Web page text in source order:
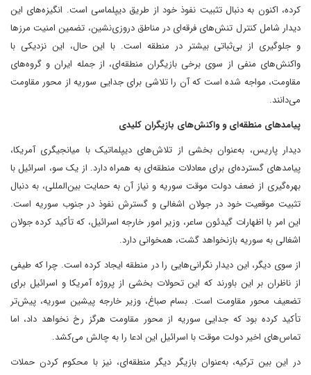
کرده، اکنون به دنبال تثبیت نفوذ خود از طریق دیپلماسی است. انگیزه‌های این
دیدار شامل کنترل تنش‌های فرقه‌ای در مناطق دروزی‌نشین، تضمین امنیت مرزها
و جلوگیری از بی‌ثباتی بیشتر در منطقه است. با این حال، این نزدیکی با
واکنش‌های منفی از سوی برخی بازیگران منطقه‌ای، از جمله ایران و گروه‌های
مقاومت، مواجه شده است که آن را تلاشی برای جدایی سوریه از محور مقاومت
می‌دانند.
پیامدهای منطقه‌ای و واکنش‌های بازیگران کلیدی
دیدار پاریس، به‌عنوان بخشی از تلاش‌های دیپلماتیک با میانجیگری آمریکا،
پیامدهای گسترده‌ای برای معادلات منطقه‌ای به همراه دارد. از یک سو، اسرائیل با
بهره‌گیری از ضعف دولت موقت سوریه و نیاز آن به حمایت بین‌المللی، به دنبال
تثبیت موقعیت خود در جولان اشغالی و گسترش نفوذ در جنوب سوریه است.
این امر با اظهارات گیدئون ساعر، وزیر امور خارجه اسرائیل، که تأکید کرده جولان
اشغالی به سوریه بازنخواهد گشت، همخوانی دارد.
از سوی دیگر، این دیدار نگرانی‌هایی را در منطقه ایجاد کرده است. چرا که طیفی
از ناظران بر این باورند که این تحولات بخشی از پروژه آمریکا و اسرائیل برای
تضعیف محور مقاومت است. بسام صباغ، وزیر خارجه پیشین سوریه، پیش‌تر
تأکید کرده بود که جدایی سوریه از محور مقاومت هرگز رخ نخواهد داد، اما
تماس‌های اخیر دولت موقت با اسرائیل این ادعا را به چالش می‌کشد.
در این بین ترکیه، به‌عنوان بازیگر دیگر منطقه‌ای، نیز با محکوم کردن حملات